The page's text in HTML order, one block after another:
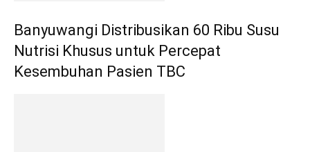
Banyuwangi Distribusikan 60 Ribu Susu
Nutrisi Khusus untuk Percepat
Kesembuhan Pasien TBC